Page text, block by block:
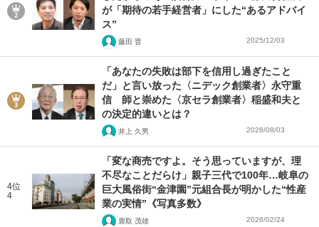
が「期待の若手経営者」にした“あるアドバイ
ス”
藤田 晋 2025/12/03
「あなたの失敗は部下を信用し過ぎたこと
だ」と言い放った〈ニデック創業者〉永守重
信 師と崇めた〈京セラ創業者〉稲盛和夫と
の決定的違いとは？
井上 久男 2026/08/03
4位
4
「変な商売ですよ。そう思っていますが、理
不尽なことだらけ」親子三代で100年…岐阜の
巨大風俗街“金津園”元組合長が明かした“性産
業の実情”《写真多数》
鹿取 茂雄 2026/02/24